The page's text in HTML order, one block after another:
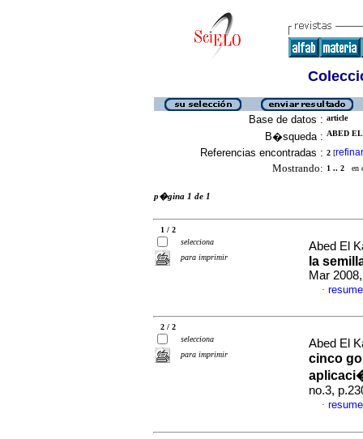
Base de datos : article
B�squeda : ABED
Referencias encontradas : 2 [refinar
Mostrando: 1 .. 2 en
p�gina 1 de 1
1 / 2
selecciona
para imprimir
Abed El
la
Mar
·
2 / 2
selecciona
para imprimir
Abed El
cinco
no.3,
·